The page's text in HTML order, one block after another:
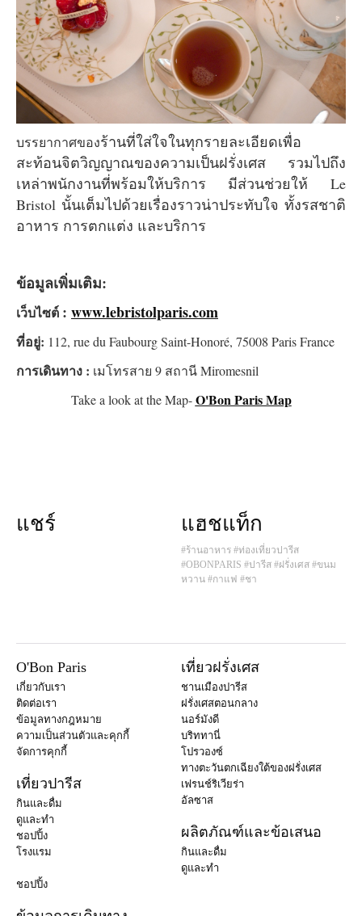
บรรยากาศของร้านที่ใส่ใจในทุกรายละเอียดเพื่อ
สะท้อนจิตวิญญาณของความเป็นฝรั่งเศส รวมไปถึง
เหล่าพนักงานที่พร้อมให้บริการ มีส่วนช่วยให้ Le
Bristol นั้นเต็มไปด้วยเรื่องราวน่าประทับใจ ทั้งรสชาติ
อาหาร การตกแต่ง และบริการ
ข้อมูลเพิ่มเติม:
เว็บไซต์ : www.lebristolparis.com
ที่อยู่: 112, rue du Faubourg Saint-Honoré, 75008 Paris France
การเดินทาง : เมโทรสาย 9 สถานี Miromesnil
Take a look at the Map-O'Bon Paris Map
แชร์ แฮชแท็ก
#ร้านอาหาร #ท่องเที่ยวปารีส
#OBONPARIS #ปารีส #ฝรั่งเศส #ขนม
หวาน #กาแฟ #ชา
O'Bon Paris
เกี่ยวกับเรา
ติดต่อเรา
ข้อมูลทางกฎหมาย
ความเป็นส่วนตัวและคุกกี้
จัดการคุกกี้
เที่ยวปารีส
กินและดื่ม
ดูและทำ
ชอปปิ้ง
โรงแรม
เที่ยวฝรั่งเศส
ชานเมืองปารีส
ฝรั่งเศสตอนกลาง
นอร์มังดี
บริททานี่
โปรวองซ์
ทางตะวันตกเฉียงใต้ของฝรั่งเศส
เฟรนช์ริเวียร่า
อัลซาส
ผลิตภัณฑ์และข้อเสนอ
กินและดื่ม
ดูและทำ
ชอปปิ้ง